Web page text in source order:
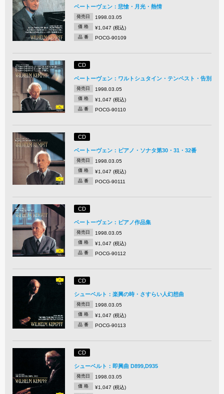
ベートーヴェン：悲愴・月光・熱情
発売日 1998.03.05
価 格 ¥1,047 (税込)
品 番 POCG-90109
CD
ベートーヴェン：ワルトシュタイン・テンペスト・告別
発売日 1998.03.05
価 格 ¥1,047 (税込)
品 番 POCG-90110
CD
ベートーヴェン：ピアノ・ソナタ第30・31・32番
発売日 1998.03.05
価 格 ¥1,047 (税込)
品 番 POCG-90111
CD
ベートーヴェン：ピアノ作品集
発売日 1998.03.05
価 格 ¥1,047 (税込)
品 番 POCG-90112
CD
シューベルト：楽興の時・さすらい人幻想曲
発売日 1998.03.05
価 格 ¥1,047 (税込)
品 番 POCG-90113
CD
シューベルト：即興曲 D899,D935
発売日 1998.03.05
価 格 ¥1,047 (税込)